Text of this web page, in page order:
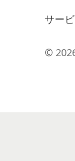
サー
©